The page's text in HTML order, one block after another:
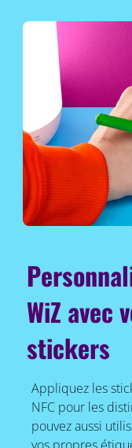
WiZ avec
stickers
Appliquez les
NFC pour les
pouvez aussi